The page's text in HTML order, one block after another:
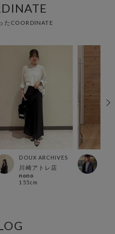
たCOORDINATE
DOUX ARCHIVES
川崎アトレ店
nono
155cm